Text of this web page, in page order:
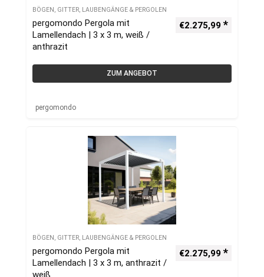
BÖGEN, GITTER, LAUBENGÄNGE & PERGOLEN
pergomondo Pergola mit
Lamellendach | 3 x 3 m, weiß /
anthrazit
€2.275,99
ZUM ANGEBOT
pergomondo
BÖGEN, GITTER, LAUBENGÄNGE & PERGOLEN
pergomondo Pergola mit
Lamellendach | 3 x 3 m, anthrazit /
weiß
€2.275,99